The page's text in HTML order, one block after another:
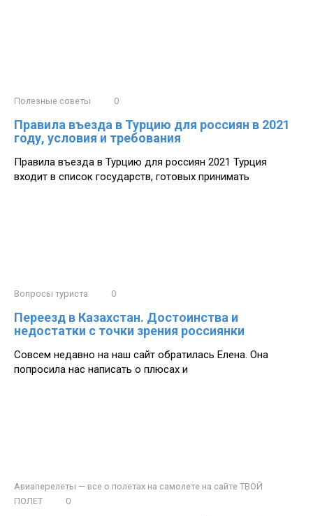
Полезные советы 0
Правила въезда в Турцию для россиян в 2021
году, условия и требования
Правила въезда в Турцию для россиян 2021 Турция
входит в список государств, готовых принимать
Вопросы туриста 0
Переезд в Казахстан. Достоинства и
недостатки с точки зрения россиянки
Совсем недавно на наш сайт обратилась Елена. Она
попросила нас написать о плюсах и
Авиаперелеты — все о полетах на самолете на сайте ТВОЙ
ПОЛЕТ
0